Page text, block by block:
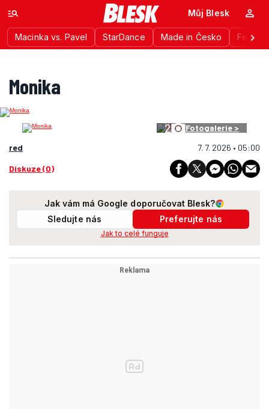
Macinka vs. Pavel StarDance Made in Česko
Můj Blesk
Monika
2
Fotogalerie >
red
7. 7. 2026 • 05:00
Diskuze (0)
Jak vám má Google doporučovat Blesk?
Sledujte nás
Preferujte nás
Jak to celé funguje